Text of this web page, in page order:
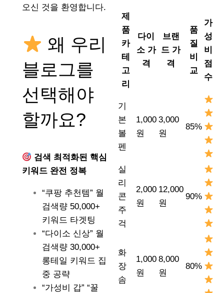
오신 것을 환영합니다.
왜 우리
블로그를
선택해야
할까요?
검색 최적화된 핵심
키워드 완전 정복
“쿠팡 추천템” 월
검색량 50,000+
키워드 타겟팅
“다이소 신상” 월
검색량 30,000+
롱테일 키워드 집
중 공략
“가성비 갑” “꿀
제
품
카
테
고
리
다이
소 가
격
브랜
드 가
격
품
질
비
교
가
성
비
점
수
기
본
볼
펜
1,000
원
3,000
원
85%
실
리
콘
주
걱
2,000
원
12,000
원
90%
화
장
솜
1,000
원
8,000
원
80%